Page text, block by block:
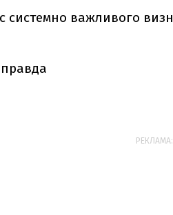
системно важливого
РЕКЛАМА: